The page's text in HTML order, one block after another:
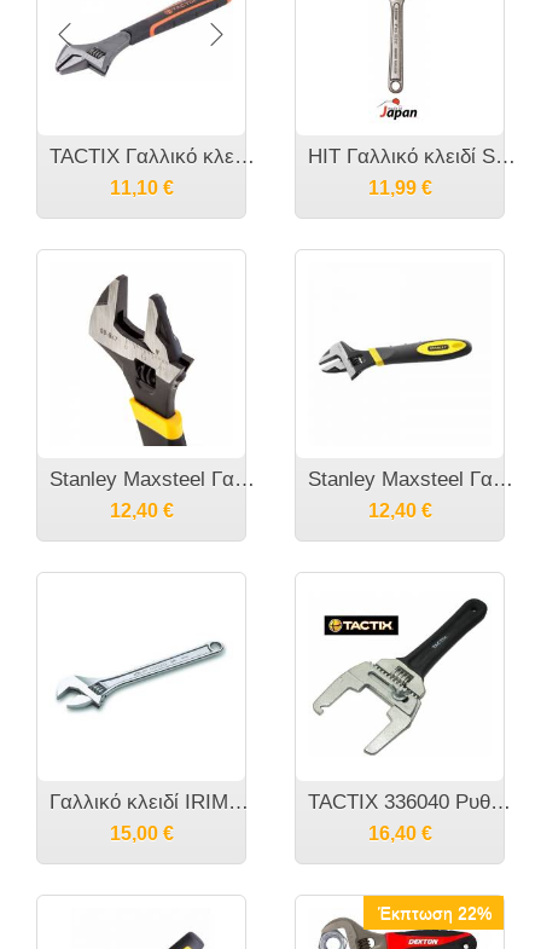
TACTIX Γαλλικό κλειδί σε 3 μεγέθη
11,10 €
ΗΙΤ Γαλλικό κλειδί SM-PM διαφόρων διαστάσεων ​
11,99 €
Stanley Maxsteel Γαλλικα κλειδια
12,40 €
Stanley Maxsteel Γαλλικα Κλειδια
12,40 €
Γαλλικό κλειδί IRIMO Ισπανίας
15,00 €
TACTIX 336040 Ρυθμιζόμενο κλειδί για στενά σημεία
16,40 €
Έκπτωση 22%